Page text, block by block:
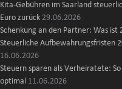
Kita-Gebühren im Saarland
Euro zurück 29.06.2026
Schenkung an den Partner: Was ist
Steuerliche Aufbewahrungsfristen
16.06.2026
Steuern sparen als Verheiratete:
optimal 11.06.2026